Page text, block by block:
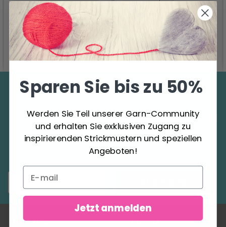
In den Warenkorb In den Warenkorb
Sparen Sie bis zu 50%
Werden Sie Teil unserer Garn-Community und
erhalten Sie exklusiven Zugang zu
inspirierenden Strickmustern und speziellen
Angeboten!
ÜBER UNS KONTO
Sparen Sie bis zu 50%
Werden Sie Teil unserer Garn-Community
und erhalten Sie exklusiven Zugang zu
inspirierenden Strickmustern und speziellen
Angeboten!
Jetzt anmelden